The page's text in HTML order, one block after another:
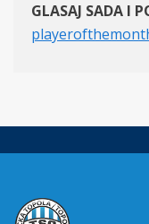
GLASAJ SADA I